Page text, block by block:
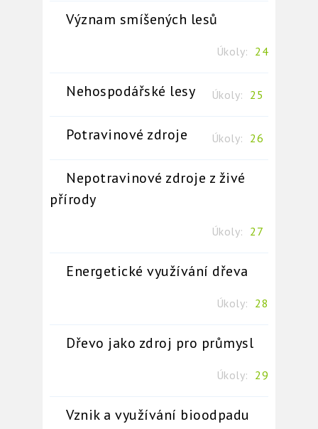
Význam smíšených lesů
Úkoly: 24
Nehospodářské lesy Úkoly: 25
Potravinové zdroje Úkoly: 26
Nepotravinové zdroje z živé
přírody
Úkoly: 27
Energetické využívání dřeva
Úkoly: 28
Dřevo jako zdroj pro průmysl
Úkoly: 29
Vznik a využívání bioodpadu